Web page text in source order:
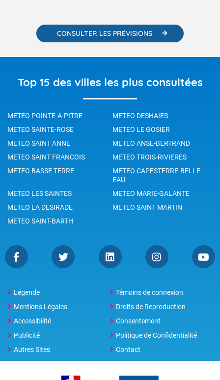
CONSULTER LES PRÉVISIONS
Top 15 des villes les plus consultées
METEO POINTE-A-PITRE
METEO DESHAIES
METEO SAINTE-ROSE
METEO LE GOSIER
METEO SAINT ANNE
METEO ANSE-BERTRAND
METEO SAINT FRANCOIS
METEO TROIS-RIVIERES
METEO BASSE TERRE
METEO CAPESTERRE-BELLE-
EAU
METEO LES SAINTES
METEO MARIE-GALANTE
METEO LA DESIRADE
METEO SAINT MARTIN
METEO SAINT-BARTH
Légende
Témoins de connexion
Mentions Légales
Droits de Reproduction
Accessibilité
Consentement
Publicité
Politique de Confidentialité
Autres Sites
Contact